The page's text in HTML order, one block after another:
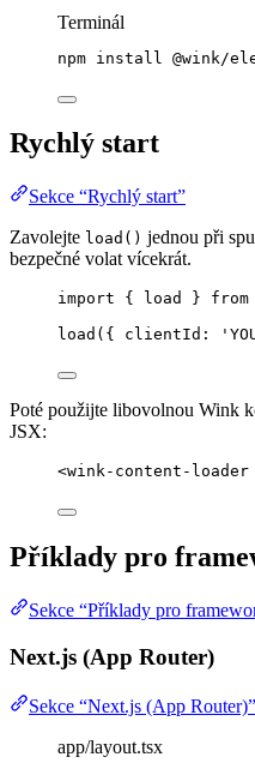
Terminál
npm install @wink/
Rychlý start
Sekce “Rychlý start”
Zavolejte load() jednou při
bezpečné volat vícekrát.
import { load } from
load ({ clientId: '
Poté použijte libovolnou Wink
JSX:
<wink-content-loader
Příklady pro
Sekce “Příklady pro
Next.js (App Router)
Sekce “Next.js (App Router)”
app/layout.tsx